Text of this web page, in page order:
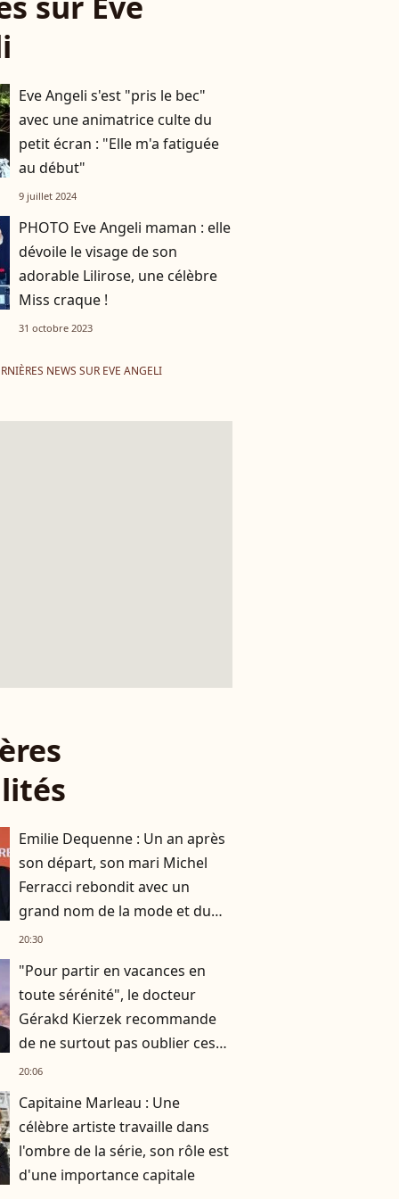
Eve Angeli s'est "pris le bec"
avec une animatrice culte du
petit écran : "Elle m'a fatiguée
au début"
9 juillet 2024
PHOTO Eve Angeli maman : elle
dévoile le visage de son
adorable Lilirose, une célèbre
Miss craque !
31 octobre 2023
NEWS SUR EVE ANGELI
Emilie Dequenne : Un an après
son départ, son mari Michel
Ferracci rebondit avec un
grand nom de la mode et du
théâtre
20:30
"Pour partir en vacances en
toute sérénité", le docteur
Gérakd Kierzek recommande
de ne surtout pas oublier ces
indispensables
20:06
Capitaine Marleau : Une
célèbre artiste travaille dans
l'ombre de la série, son rôle est
d'une importance capitale